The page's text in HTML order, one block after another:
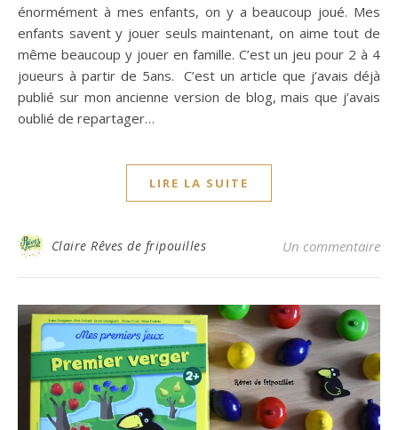
énormément à mes enfants, on y a beaucoup joué. Mes
enfants savent y jouer seuls maintenant, on aime tout de
même beaucoup y jouer en famille. C’est un jeu pour 2 à 4
joueurs à partir de 5ans. C’est un article que j’avais déjà
publié sur mon ancienne version de blog, mais que j’avais
oublié de repartager…
LIRE LA SUITE
Claire Rêves de fripouilles Un commentaire